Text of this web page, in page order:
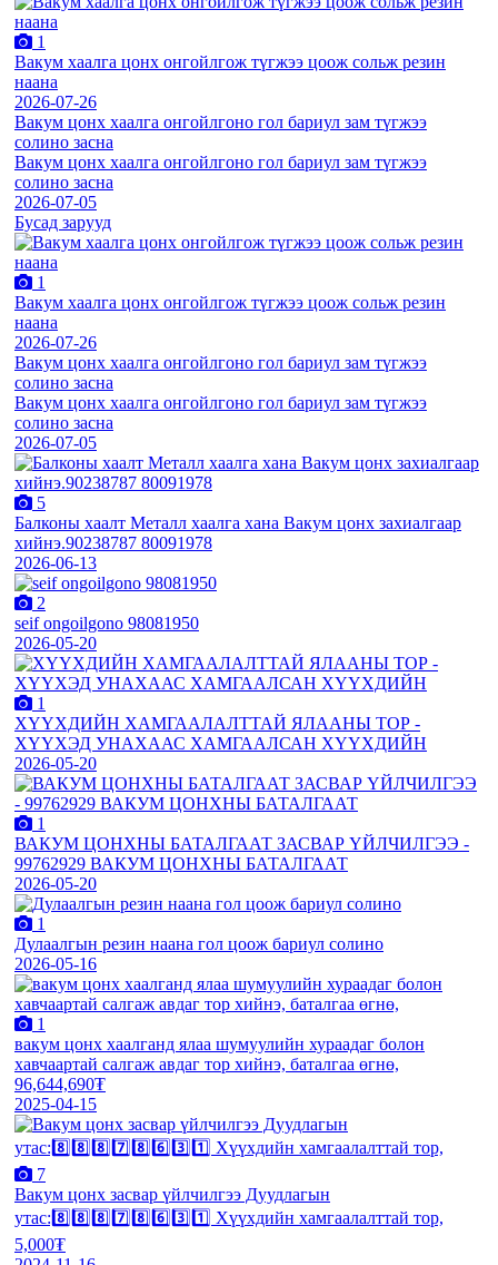
1
Вакум хаалга цонх онгойлгож түгжээ цоож сольж резин
наана
2026-07-26
Вакум цонх хаалга онгойлгоно гол бариул зам түгжээ
солино засна
Вакум цонх хаалга онгойлгоно гол бариул зам түгжээ
солино засна
2026-07-05
Бусад зарууд
1
Вакум хаалга цонх онгойлгож түгжээ цоож сольж резин
наана
2026-07-26
Вакум цонх хаалга онгойлгоно гол бариул зам түгжээ
солино засна
Вакум цонх хаалга онгойлгоно гол бариул зам түгжээ
солино засна
2026-07-05
5
Балконы хаалт Металл хаалга хана Вакум цонх захиалгаар
хийнэ.90238787 80091978
2026-06-13
2
seif ongoilgono 98081950
2026-05-20
1
ХҮҮХДИЙН ХАМГААЛАЛТТАЙ ЯЛААНЫ ТОР -
ХҮҮХЭД УНАХААС ХАМГААЛСАН ХҮҮХДИЙН
2026-05-20
1
ВАКУМ ЦОНХНЫ БАТАЛГААТ ЗАСВАР ҮЙЛЧИЛГЭЭ -
99762929 ВАКУМ ЦОНХНЫ БАТАЛГААТ
2026-05-20
1
Дулаалгын резин наана гол цоож бариул солино
2026-05-16
1
вакум цонх хаалганд ялаа шумуулийн хураадаг болон
хавчаартай салгаж авдаг тор хийнэ, баталгаа өгнө,
96,644,690₮
2025-04-15
7
Вакум цонх засвар үйлчилгээ Дуудлагын
утас:8️⃣8️⃣8️⃣7️⃣8️⃣6️⃣3️⃣1️⃣ Хүүхдийн хамгаалалттай тор,
5,000₮